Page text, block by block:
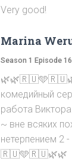
Very good!
Marina
Season 1 Episode
комедийный
работа
~ вне всяких
нетерпением 2
🇷🇺🩵🇷🇺🌿🌿